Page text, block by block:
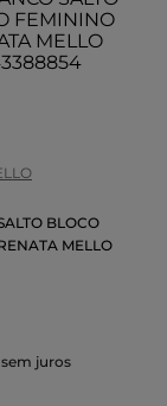
BLOCO
MELLO
sem juros